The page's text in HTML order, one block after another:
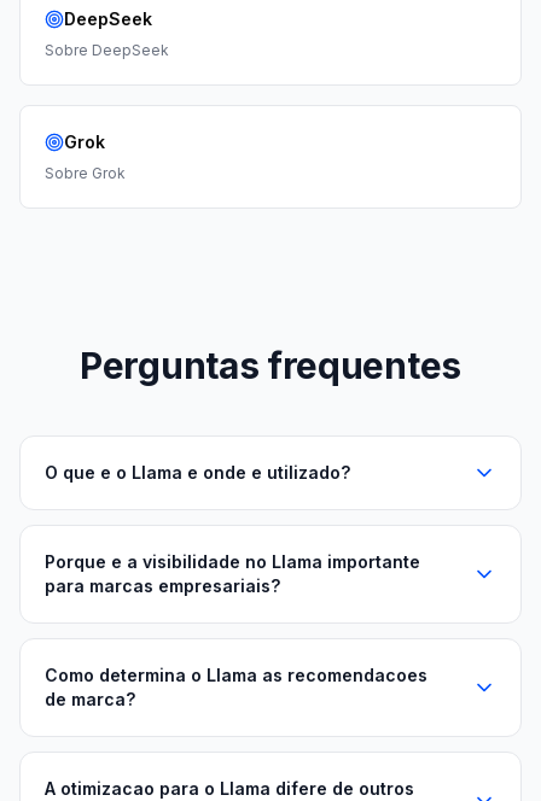
DeepSeek
Sobre DeepSeek
Grok
Sobre Grok
Perguntas frequentes
O que e o Llama e onde e utilizado?
Porque e a visibilidade no Llama importante
para marcas empresariais?
Como determina o Llama as recomendacoes
de marca?
A otimizacao para o Llama difere de outros